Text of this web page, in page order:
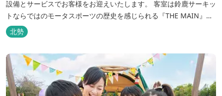
設備とサービスでお客様をお迎えいたします。 客室は鈴鹿サーキッ
トならではのモータスポーツの歴史を感じられる『THE MAIN』を
はじめ、ファミリーにおすすめのキッズ・ベビーにやさしいこだわ
りの詰まった「サーキット キッズルーム」「コチラファミリールー
さま連れでも安心し...
北勢